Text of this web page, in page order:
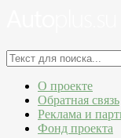
О проекте
Обратная связь
Реклама и
Фонд проекта